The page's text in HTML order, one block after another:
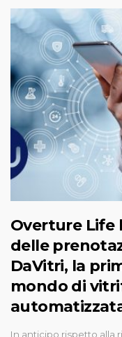
Overture Life
delle
DaVitri, la
mondo di
In anticipo rispetto alla